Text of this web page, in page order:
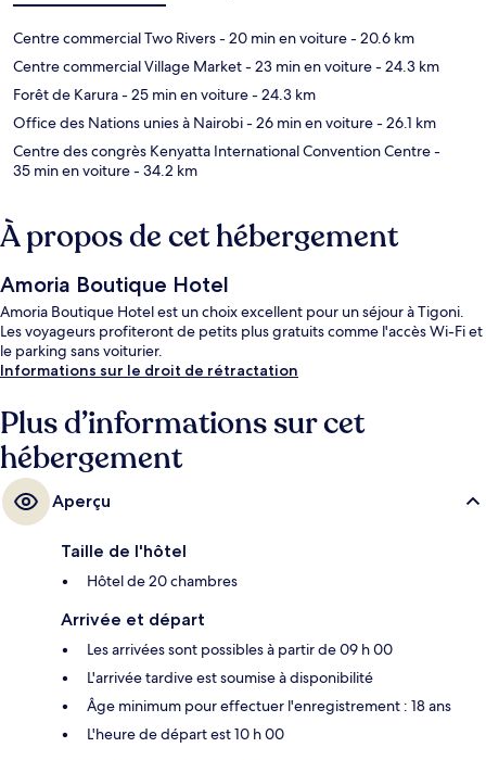
Centre commercial Two Rivers- 20 min en voiture- 20.6 km
Centre commercial Village Market- 23 min en voiture- 24.3 km
Forêt de Karura- 25 min en voiture- 24.3 km
Office des Nations unies à Nairobi- 26 min en voiture- 26.1 km
Centre des congrès Kenyatta International Convention Centre-
35 min en voiture- 34.2 km
À propos de cet hébergement
Amoria Boutique Hotel
Amoria Boutique Hotel est un choix excellent pour un séjour à Tigoni.
Les voyageurs profiteront de petits plus gratuits comme l'accès Wi-Fi et
le parking sans voiturier.
Informations sur le droit de rétractation
Plus d’informations sur cet
hébergement
Aperçu
Taille de l'hôtel
Hôtel de 20 chambres
Arrivée et départ
Les arrivées sont possibles à partir de 09 h 00
L'arrivée tardive est soumise à disponibilité
Âge minimum pour effectuer l'enregistrement : 18 ans
L'heure de départ est 10 h 00